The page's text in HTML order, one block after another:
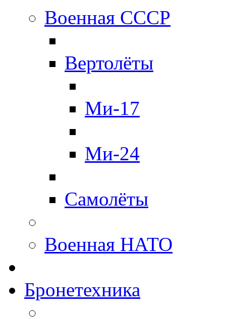
Военная СССР
Вертолёты
Ми-17
Ми-24
Самолёты
Военная НАТО
Бронетехника